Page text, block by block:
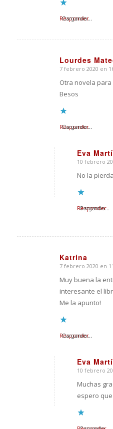
Cargando...
Responder
Lourdes
Dice:
7 febrero 2020 en
Otra novela
Besos
Cargando...
Responder
Eva
Dice:
10 febrero
No la
Cargando...
Responder
Katrina
Dice:
7 febrero 2020 en
Muy buena la
interesante el
Me la apunto!
Cargando...
Responder
Eva
Dice:
10 febrero
Muchas
espero